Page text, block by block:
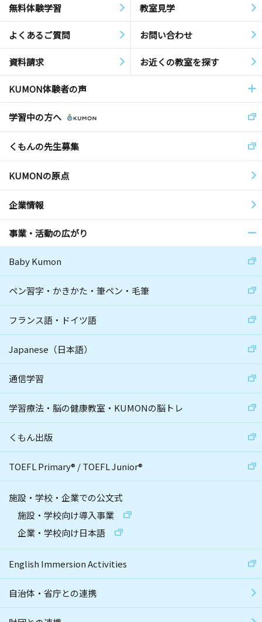
無料体験学習 教室見学
よくあるご質問 お問い合わせ
資料請求 お近くの教室を探す
KUMON体験者の声
学習中の方へ
くもんの先生募集
KUMONの原点
企業情報
事業・活動の広がり
Baby Kumon
ペン習字・かきかた・筆ペン・毛筆
フランス語・ドイツ語
Japanese（日本語）
通信学習
学習療法・脳の健康教室・KUMONの脳トレ
くもん出版
TOEFL Primary® /TOEFL Junior®
施設・学校・企業での公文式
施設・学校向け導入事業
企業・学校向け日本語
English Immersion Activities
自治体・省庁との連携